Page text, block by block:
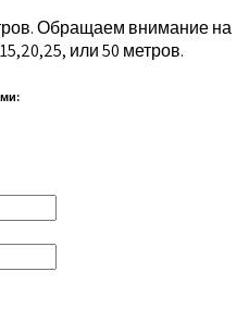
Обращаем внимание на
или 50 метров.